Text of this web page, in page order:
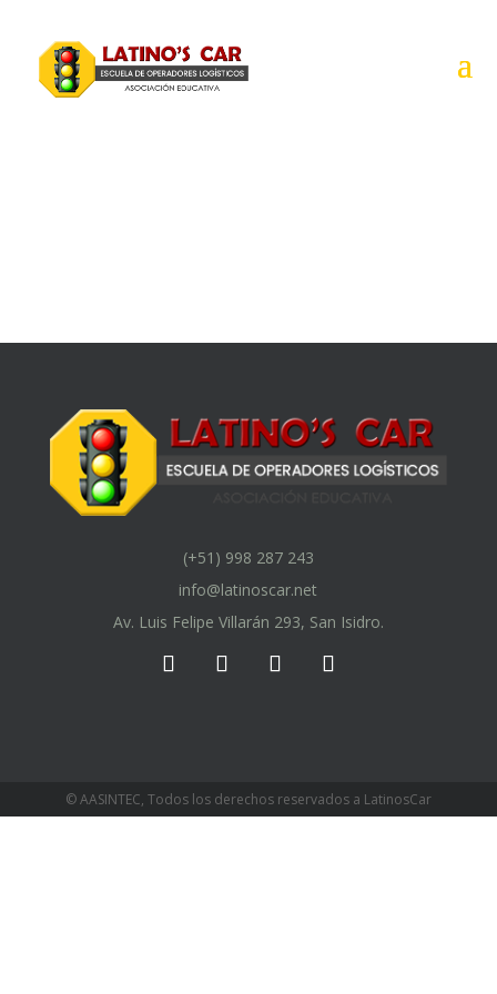
(+51) 998 287 243
info@latinoscar.net
Av. Luis Felipe Villarán 293, San Isidro.
© AASINTEC, Todos los derechos reservados a LatinosCar